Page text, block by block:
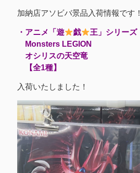
加納店アソビバ景品入荷情報です！
・アニメ「遊 戯
王」シリーズ
Monsters LEGION
オシリスの天空竜
【全1種】
入荷いたしました！